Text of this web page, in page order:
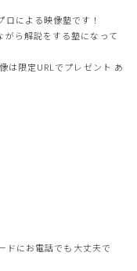
による映像塾です！
ら解説をする塾になって
は限定URLでプレゼント あ
ドにお電話でも大丈夫で